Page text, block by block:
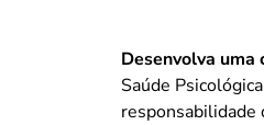
Desenvolva
Saúde
responsabilidade